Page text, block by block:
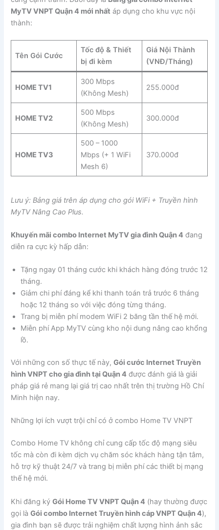
MyTV VNPT Quận 4 mới nhất áp dụng cho khu vực nội
thành:
Tên Gói Cước
Tốc độ & Thiết
bị đi kèm
Giá Nội Thành
(VNĐ/Tháng)
HOME TV1
300 Mbps
(Không Mesh)
255.000đ
HOME TV2
500 Mbps
(Không Mesh)
300.000đ
HOME TV3
500 – 1000
Mbps (+ 1 WiFi
Mesh 6)
370.000đ
Lưu ý: Bảng giá trên áp dụng cho gói WiFi + Truyền hình
MyTV Nâng Cao Plus.
Khuyến mãi combo Internet MyTV gia đình Quận 4 đang
diễn ra cực kỳ hấp dẫn:
Tặng ngay 01 tháng cước khi khách hàng đóng trước 12
tháng.
Giảm chi phí đáng kể khi thanh toán trả trước 6 tháng
hoặc 12 tháng so với việc đóng từng tháng.
Trang bị miễn phí modem WiFi 2 băng tần thế hệ mới.
Miễn phí App MyTV cùng kho nội dung nâng cao khổng
lồ.
Với những con số thực tế này,Gói cước Internet Truyền
hình VNPT cho gia đình tại Quận 4 được đánh giá là giải
pháp giá rẻ mang lại giá trị cao nhất trên thị trường Hồ Chí
Minh hiện nay.
Những lợi ích vượt trội chỉ có ở combo Home TV VNPT
Combo Home TV không chỉ cung cấp tốc độ mạng siêu
tốc mà còn đi kèm dịch vụ chăm sóc khách hàng tận tâm,
hỗ trợ kỹ thuật 24/7 và trang bị miễn phí các thiết bị mạng
thế hệ mới.
Khi đăng kýGói Home TV VNPT Quận 4 (hay thường được
gọi làGói combo Internet Truyền hình cáp VNPT Quận 4),
gia đình bạn sẽ được trải nghiệm chất lượng hình ảnh sắc